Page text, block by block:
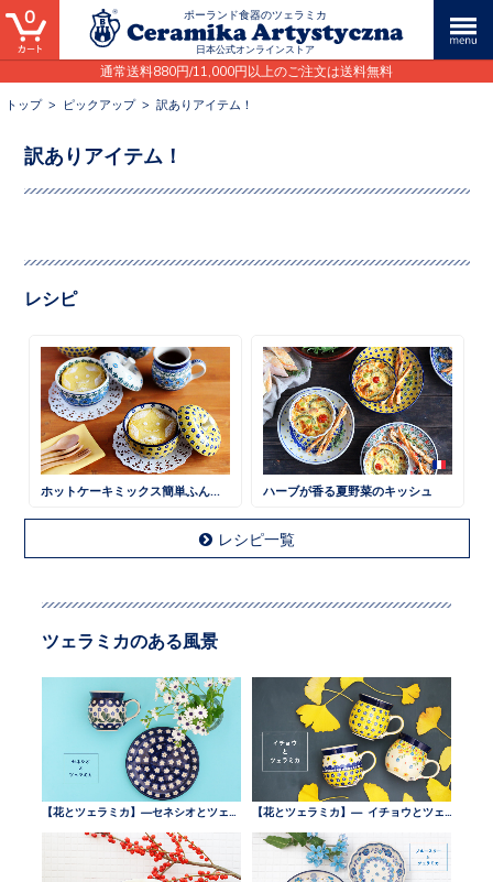
ポーランド食器のツェラミカ
日本公式オンラインストア
通常送料880円/11,000円以上のご注文は送料無料
0
トップ> ピックアップ> 訳ありアイテム！
訳ありアイテム！
レシピ
ハーブが香る夏野菜のキッシュ
レシピ一覧
ツェラミカのある風景